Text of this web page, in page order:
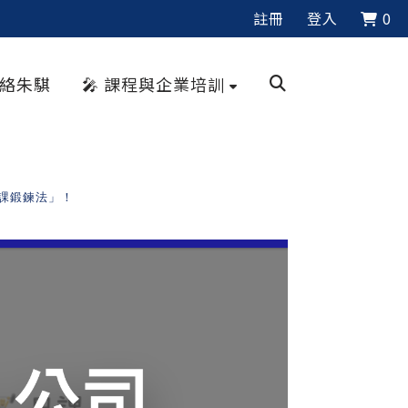
註冊 登入 0
朱騏 🎤 課程與企業培訓
鍛鍊法」！